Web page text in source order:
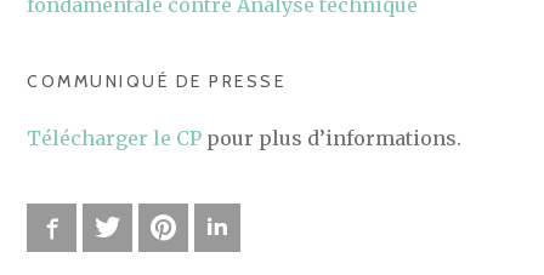
COMMUNIQUÉ DE PRESSE
Télécharger le CP pour plus d’informations.
FacebookTwitter Pinterest